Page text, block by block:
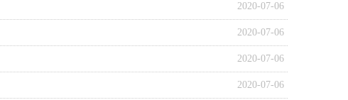
2020-07-06
2020-07-06
2020-07-06
2020-07-06